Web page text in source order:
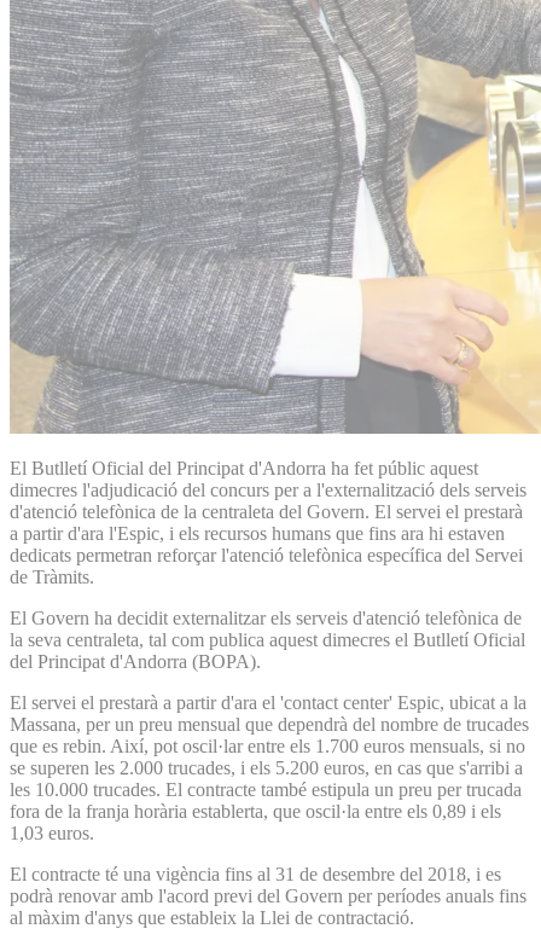
El Butlletí Oficial del Principat d'Andorra ha fet públic aquest
dimecres l'adjudicació del concurs per a l'externalització dels serveis
d'atenció telefònica de la centraleta del Govern. El servei el prestarà
a partir d'ara l'Espic, i els recursos humans que fins ara hi estaven
dedicats permetran reforçar l'atenció telefònica específica del Servei
de Tràmits.
El Govern ha decidit externalitzar els serveis d'atenció telefònica de
la seva centraleta, tal com publica aquest dimecres el Butlletí Oficial
del Principat d'Andorra (BOPA).
El servei el prestarà a partir d'ara el 'contact center' Espic, ubicat a la
Massana, per un preu mensual que dependrà del nombre de trucades
que es rebin. Així, pot oscil·lar entre els 1.700 euros mensuals, si no
se superen les 2.000 trucades, i els 5.200 euros, en cas que s'arribi a
les 10.000 trucades. El contracte també estipula un preu per trucada
fora de la franja horària establerta, que oscil·la entre els 0,89 i els
1,03 euros.
El contracte té una vigència fins al 31 de desembre del 2018, i es
podrà renovar amb l'acord previ del Govern per períodes anuals fins
al màxim d'anys que estableix la Llei de contractació.